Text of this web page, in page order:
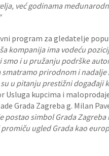
već godinama
program za gledatelje
kompanija ima vodeću
i u pružanju podrške
prirodnom i
u pitanju prestižni događaji
kupcima i
Grada Zagreba g. Milan
postao simbol Grada
ugled Grada kao